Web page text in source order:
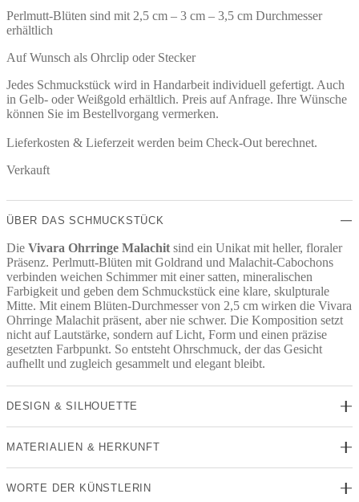
Perlmutt-Blüten sind mit 2,5 cm – 3 cm – 3,5 cm Durchmesser
erhältlich
Auf Wunsch als Ohrclip oder Stecker
Jedes Schmuckstück wird in Handarbeit individuell gefertigt. Auch
in Gelb- oder Weißgold erhältlich. Preis auf Anfrage. Ihre Wünsche
können Sie im Bestellvorgang vermerken.
Lieferkosten & Lieferzeit werden beim Check-Out berechnet.
Verkauft
ÜBER DAS SCHMUCKSTÜCK
Die Vivara Ohrringe Malachit sind ein Unikat mit heller, floraler
Präsenz. Perlmutt-Blüten mit Goldrand und Malachit-Cabochons
verbinden weichen Schimmer mit einer satten, mineralischen
Farbigkeit und geben dem Schmuckstück eine klare, skulpturale
Mitte. Mit einem Blüten-Durchmesser von 2,5 cm wirken die Vivara
Ohrringe Malachit präsent, aber nie schwer. Die Komposition setzt
nicht auf Lautstärke, sondern auf Licht, Form und einen präzise
gesetzten Farbpunkt. So entsteht Ohrschmuck, der das Gesicht
aufhellt und zugleich gesammelt und elegant bleibt.
DESIGN & SILHOUETTE
MATERIALIEN & HERKUNFT
WORTE DER KÜNSTLERIN